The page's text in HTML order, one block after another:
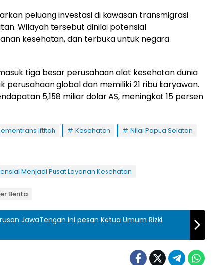
peluang investasi di kawasan transmigrasi
Wilayah tersebut dinilai potensial
kesehatan, dan terbuka untuk negara
tiga besar perusahaan alat kesehatan dunia
perusahaan global dan memiliki 21 ribu karyawan.
5,158 miliar dolar AS, meningkat 15 persen
Iftitah Kesehatan
Nilai Papua Selatan
Menjadi Pusat Layanan Kesehatan
Berita
JawaTengah ini pesan Ketua Umum Rizki